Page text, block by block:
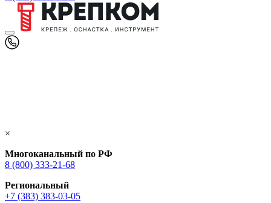
×
Многоканальный по РФ
8 (800) 333‑21-68
Региональный
+7 (383) 383-03-05